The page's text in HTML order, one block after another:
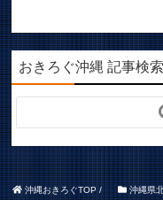
おきろぐ沖縄 記事検索
沖縄おきろぐTOP / 沖縄県